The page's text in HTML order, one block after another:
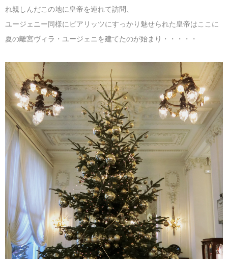
れ親しんだこの地に皇帝を連れて訪問、
ユージェニー同様にビアリッツにすっかり魅せられた皇帝はここに
夏の離宮ヴィラ・ユージェニを建てたのが始まり・・・・・